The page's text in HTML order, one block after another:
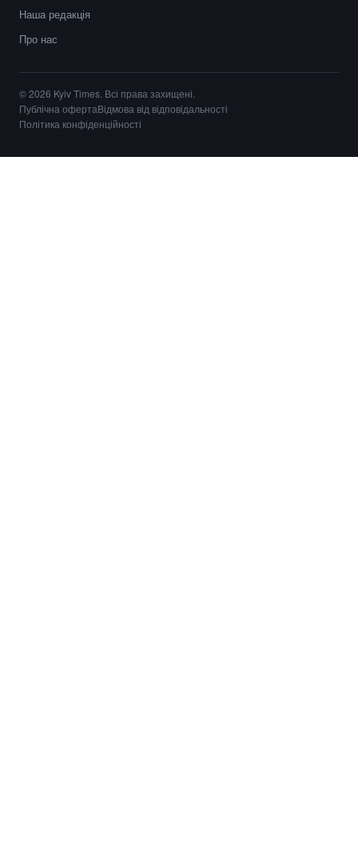
Наша редакція
Про нас
© 2026 Kyiv Times. Всі права захищені.
Публічна офертаВідмова від відповідальності
Політика конфіденційності